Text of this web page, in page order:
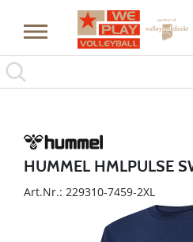
HUMMEL HMLPULSE
Art.Nr.: 229310-7459-2XL